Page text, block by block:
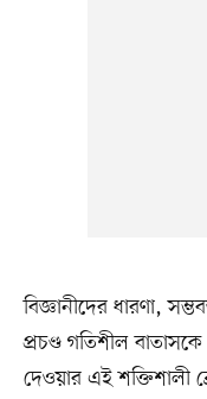
বিজ্ঞানীদের ধারণা,
প্রচণ্ড গতিশীল
দেওয়ার এই শক্তিশালী